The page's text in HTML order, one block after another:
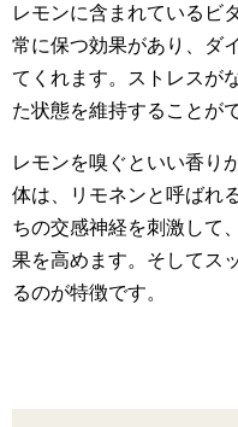
レモンに含まれているビ
常に保つ効果があり、ダ
てくれます。ストレスが
た状態を維持することが
レモンを嗅ぐといい香り
体は、リモネンと呼ばれ
ちの交感神経を刺激して
果を高めます。そしてス
るのが特徴です。